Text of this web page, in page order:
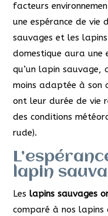
facteurs
une espérance de vie
sauvages et les
domestique aura une
qu’un lapin sauvage,
moins adaptée à son
ont leur durée de vie
des conditions
rude).
lapin
Leslapins sauvages
comparé à nos lapins